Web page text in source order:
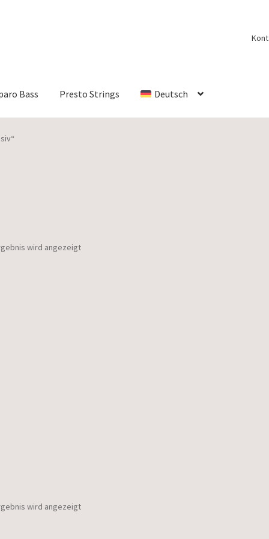
Bass Presto Strings Deutsch
wird angezeigt
wird angezeigt